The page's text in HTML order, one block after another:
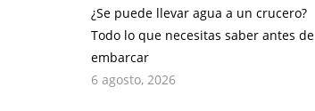
¿Se puede llevar agua a un crucero?
Todo lo que necesitas saber antes de
embarcar
6 agosto, 2026